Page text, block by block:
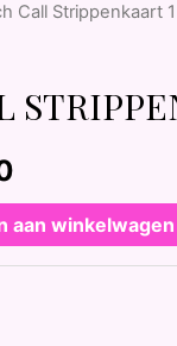
Call Strippenkaart 1
aan winkelwagen